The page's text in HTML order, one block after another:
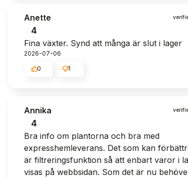
Anette
4
Fina växter. Synd att många är slut i lager
2026-07-06
0 1
Annika
4
Bra info om plantorna och bra med
expresshemleverans. Det som kan
är filtreringsfunktion så att enbart varor i
visas på webbsidan. Som det är nu